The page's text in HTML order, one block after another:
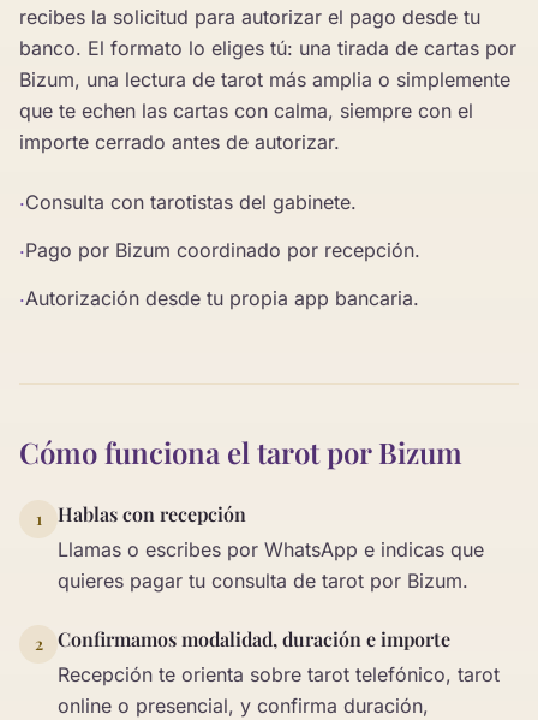
recibes la solicitud para autorizar el pago desde tu
banco. El formato lo eliges tú: una tirada de cartas por
Bizum, una lectura de tarot más amplia o simplemente
que te echen las cartas con calma, siempre con el
importe cerrado antes de autorizar.
·Consulta con tarotistas del gabinete.
·Pago por Bizum coordinado por recepción.
·Autorización desde tu propia app bancaria.
Cómo funciona el tarot por Bizum
1 Hablas con recepción
Llamas o escribes por WhatsApp e indicas que
quieres pagar tu consulta de tarot por Bizum.
2 Confirmamos modalidad, duración e importe
Recepción te orienta sobre tarot telefónico, tarot
online o presencial, y confirma duración,